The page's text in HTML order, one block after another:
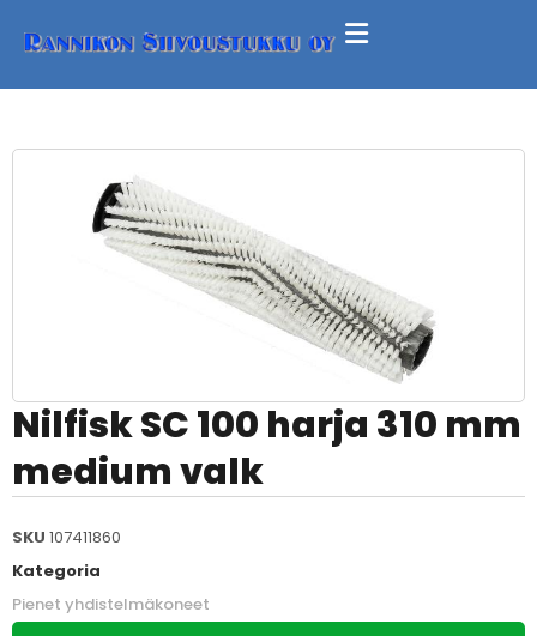
Nilfisk SC 100 harja 310 mm
medium valk
SKU 107411860
Kategoria
Pienet yhdistelmäkoneet